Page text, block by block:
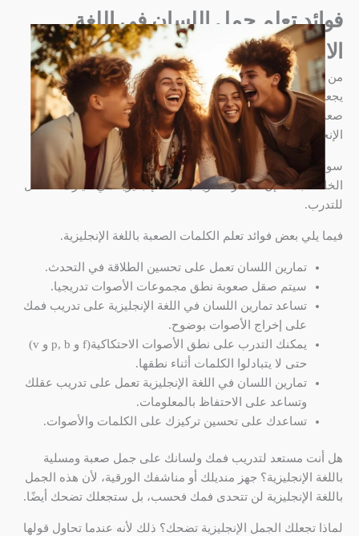
فوائد تعلم جمل اللسان في اللغة
الانجليزية
من المؤكد أن تعلم جمل صعبة النطق باللغة الإنجليزية سوف
يجعلك تضحك لأن نطق الكلمات بشكل صحيح أمر صعب. إنه أمر
صعب حقًا، ولكن هل تعلم أن تعلم جمل صعبة النطق باللغة
الإنجليزية مفيد لك؟
سواء كنت طفلاً أو شخصًا بالغًا يرغب في تحسين مهارات النطق
الخاصة بك، فإن الألغاز اللغوية باللغة الإنجليزية هي خيارك الأفضل
للتدرب.
فيما يلي بعض فوائد تعلم الكلمات الصعبة باللغة الإنجليزية.
تمارين اللسان تعمل على تحسين الطلاقة في التحدث.
سيتم صقل صعوبة نطق مجموعات الأصوات تدريجيا.
تساعد تمارين اللسان في اللغة الإنجليزية على تدريب فمك
على إخراج الأصوات بوضوح.
يمكنك التدرب على نطق الأصوات الاحتكاكية(f و p, b و v)
حتى لا يتبادلوا الكلمات أثناء نطقها.
تمارين اللسان في اللغة الإنجليزية تعمل على تدريب عقلك
وتساعد على الاحتفاظ بالمعلومات.
تساعدك على تحسين تركيزك على الكلمات والأصوات.
هل أنت مستعد لتدريب فمك ولسانك على جمل صعبة ومسلية
باللغة الإنجليزية؟ جهز منديلك أو مناشفك الورقية، لأن هذه الجمل
باللغة الإنجليزية لن تتحدى فمك فحسب، بل ستجعلك تضحك أيضًا.
لماذا تجعلك الجمل الإنجليزية تضحك؟ ذلك لأنه عندما تحاول قولها